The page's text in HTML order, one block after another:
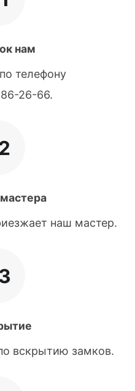
нам
телефону
26-66.
наш мастер.
вскрытию замков.